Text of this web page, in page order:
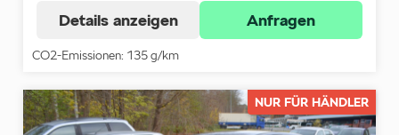
Details anzeigen Anfragen
CO2-Emissionen: 135 g/km
NUR FÜR HÄNDLER